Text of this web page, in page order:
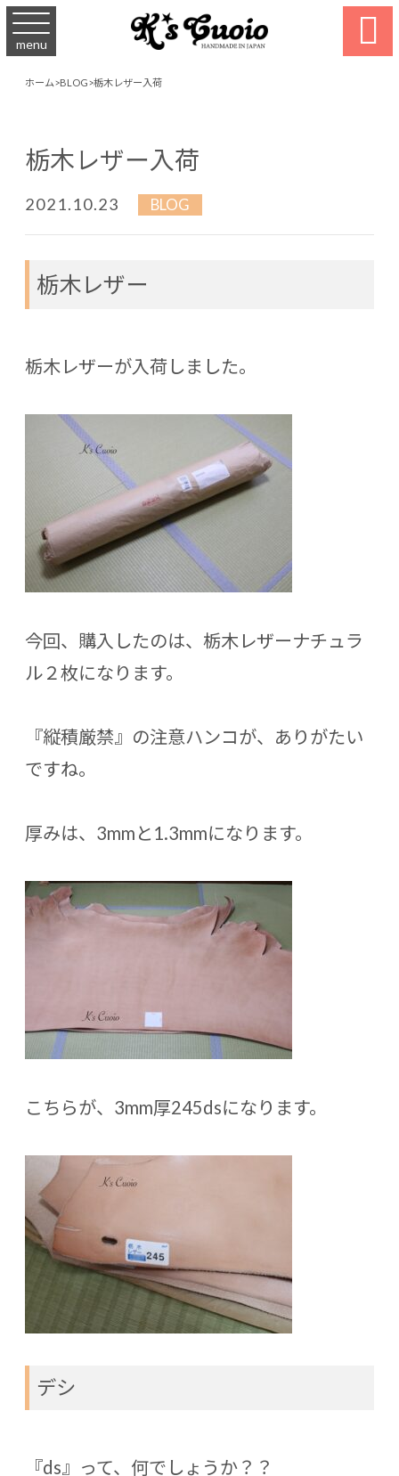
menu 
ホーム>BLOG>栃木レザー入荷
栃木レザー入荷
2021.10.23 BLOG
栃木レザー
栃木レザーが入荷しました。
今回、購入したのは、栃木レザーナチュラ
ル２枚になります。
『縦積厳禁』の注意ハンコが、ありがたい
ですね。
厚みは、3mmと1.3mmになります。
こちらが、3mm厚245dsになります。
デシ
『ds』って、何でしょうか？？